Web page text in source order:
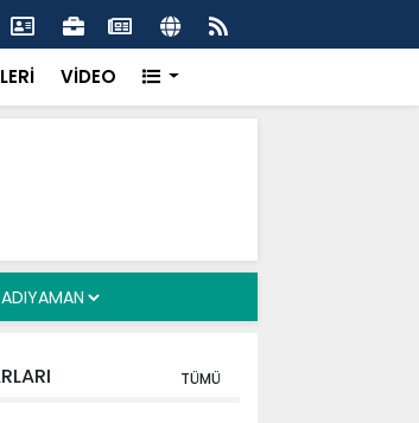
Enstitüsü raporu, Adıyaman'daki siyasi
açıklıyor’
VİDEO
TÜMÜ